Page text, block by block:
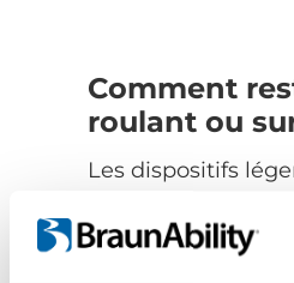
Comment
roulant ou
Les dispositifs
peut être plus sûr
que de vous